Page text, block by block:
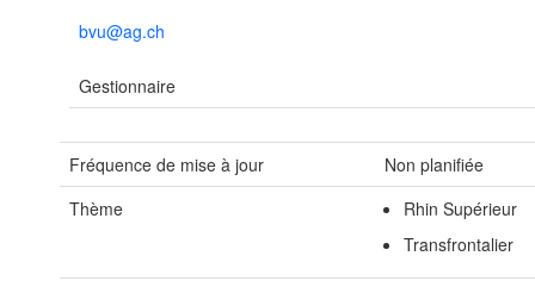
bvu@ag.ch
Gestionnaire
Fréquence de mise à jour
Non planifiée
Thème
Rhin Supérieur
Transfrontalier